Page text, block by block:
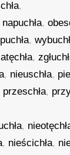
,
napuchła,
,
,
, nieuschła,
przeschła,
,
, nieścichła,